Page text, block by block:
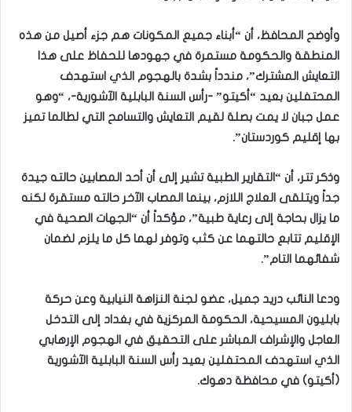
وأوضح المحافظ، أن “أبناء جميع المكونات هم جزء أصيل من هذه
المنطقة والحكومة مستمرة في جهودها للحفاظ على هذا
التعايش المشترك”، مندداً بشدة بالهجوم الذي استهدف
المحتفلين بعيد “أكيتو” -رأس السنة البابلية الآشورية-، “وهو
عمل جبان لا يمت بصلة لقيم التعايش والتسامح التي لطالما تميز
بها إقليم كوردستان”.
وذكر تتر، أن “التقارير الطبية تشير إلى أن أحد المصابين حالته جيدة
جداً ويتلقى العلاج اللازم، بينما المصاب الآخر حالته مستقرة لكنه
ما يزال بحاجة إلى رعاية طبية”، مؤكداً أن “الجهات الصحية في
الإقليم تتابع حالتهما عن كثب وتوفر لهما كل ما يلزم لضمان
شفائهما التام”.
ودعا النائب دريد جميل، عضو لجنة النزاهة النيابية وعن حركة
بابليون المسيحية، الحكومة المركزية في بغداد إلى التدخل
العاجل والإشراف المباشر على التحقيق في الهجوم الإرهابي
الذي استهدف المحتفلين بعيد رأس السنة البابلية الآشورية
(أكيتو) في محافظة دهوك.